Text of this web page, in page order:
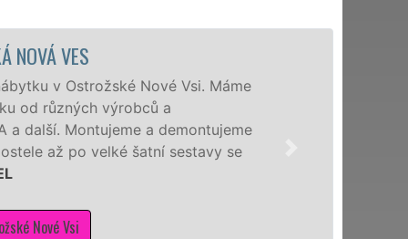
VES
Ostrožské Nové Vsi. Máme
výrobců a
Montujeme a demontujeme
po velké šatní sestavy se
Vsi